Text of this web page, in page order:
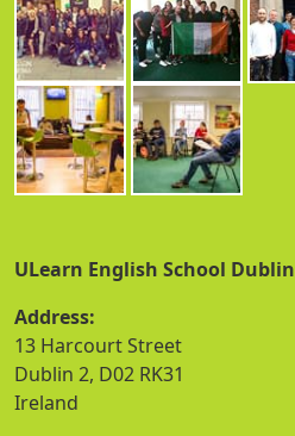
ULearn English School Dublin
Address:
13 Harcourt Street
Dublin 2, D02 RK31
Ireland